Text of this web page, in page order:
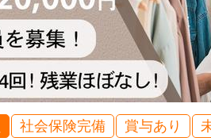
社会保険完備 賞与あり